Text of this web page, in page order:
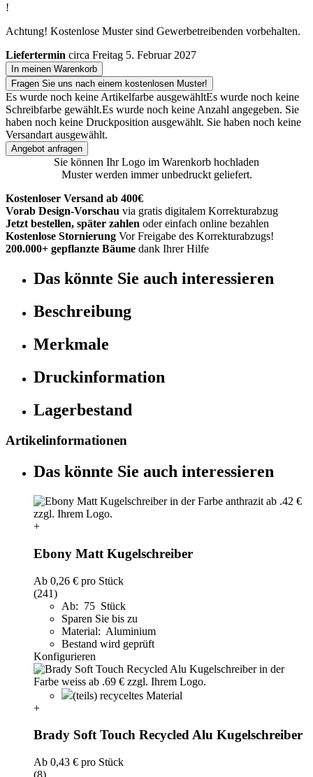
!
Achtung! Kostenlose Muster sind Gewerbetreibenden vorbehalten.
Liefertermin circa Freitag 5. Februar 2027
In meinen Warenkorb
Fragen Sie uns nach einem kostenlosen Muster!
Es wurde noch keine Artikelfarbe ausgewähltEs wurde noch keine
Schreibfarbe gewählt.Es wurde noch keine Anzahl angegeben. Sie
haben noch keine Druckposition ausgewählt. Sie haben noch keine
Versandart ausgewählt.
Angebot anfragen
Sie können Ihr Logo im Warenkorb hochladen
Muster werden immer unbedruckt geliefert.
Kostenloser Versand ab 400€
Vorab Design-Vorschau via gratis digitalem Korrekturabzug
Jetzt bestellen, später zahlen oder einfach online bezahlen
Kostenlose Stornierung Vor Freigabe des Korrekturabzugs!
200.000+ gepflanzte Bäume dank Ihrer Hilfe
Das könnte Sie auch interessieren
Beschreibung
Merkmale
Druckinformation
Lagerbestand
Artikelinformationen
Das könnte Sie auch interessieren
+
Ebony Matt Kugelschreiber
Ab 0,26 € pro Stück
(241)
Ab: 75 Stück
Sparen Sie bis zu
Material: Aluminium
Bestand wird geprüft
Konfigurieren
(teils) recyceltes Material
+
Brady Soft Touch Recycled Alu Kugelschreiber
Ab 0,43 € pro Stück
(8)